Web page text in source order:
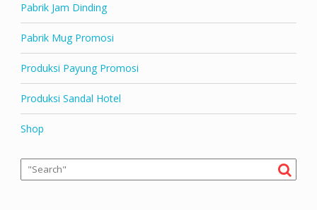
Pabrik Jam Dinding
Pabrik Mug Promosi
Produksi Payung Promosi
Produksi Sandal Hotel
Shop